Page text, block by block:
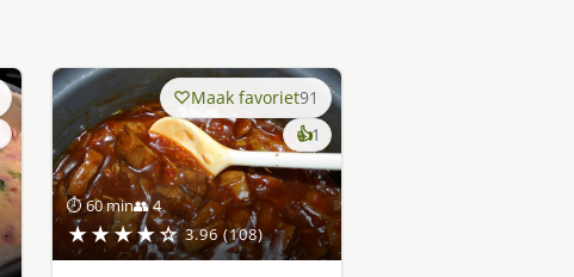
⏱ 60 min👥 4
★★★★☆ 3.96 (108)
Maak favoriet91
👍1keer
lekker
gevonden